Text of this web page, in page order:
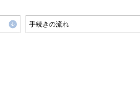
手続きの流れ